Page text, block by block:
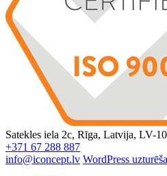
Satekles iela 2c, Rīga, Latvija, LV-
+371 67 288 887
info@iconcept.lv WordPress